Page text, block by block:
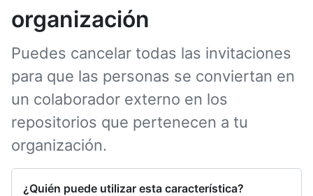
organización
Puedes cancelar todas las invitaciones
para que las personas se conviertan en
un colaborador externo en los
repositorios que pertenecen a tu
organización.
¿Quién puede utilizar esta característica?